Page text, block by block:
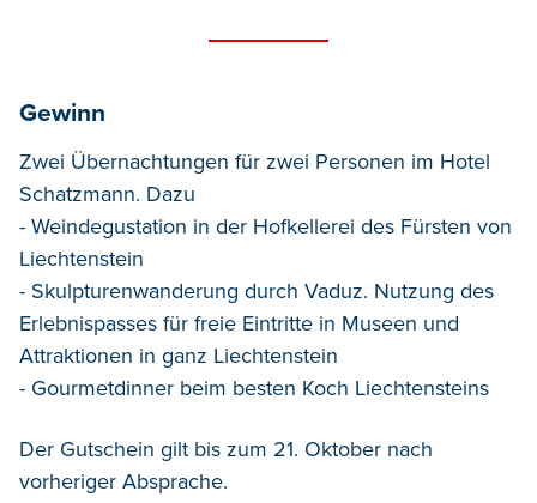
Gewinn
Zwei Übernachtungen für zwei Personen im Hotel
Schatzmann. Dazu
- Weindegustation in der Hofkellerei des Fürsten von
Liechtenstein
- Skulpturenwanderung durch Vaduz. Nutzung des
Erlebnispasses für freie Eintritte in Museen und
Attraktionen in ganz Liechtenstein
- Gourmetdinner beim besten Koch Liechtensteins
Der Gutschein gilt bis zum 21. Oktober nach
vorheriger Absprache.